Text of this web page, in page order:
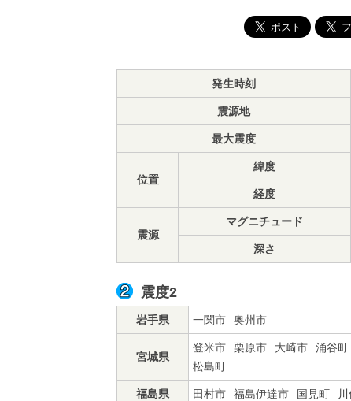
発生時刻
震源地
最大震度
位置
緯度
経度
震源
マグニチュード
深さ
震度2
岩手県 一関市 奥州市
宮城県
登米市 栗原市 大崎市 涌谷町
松島町
福島県 田村市 福島伊達市 国見町